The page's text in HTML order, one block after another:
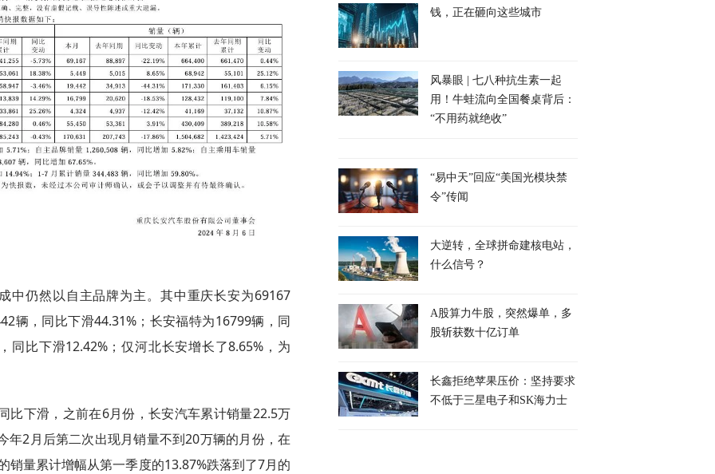
中仍然以自主品牌为主。其中重庆长安为69167
辆，同比下滑44.31%；长安福特为16799辆，同
同比下滑12.42%；仅河北长安增长了8.65%，为
比下滑，之前在6月份，长安汽车累计销量22.5万
年2月后第二次出现月销量不到20万辆的月份，在
销量累计增幅从第一季度的13.87%跌落到了7月的
钱，正在砸向这些城市
风暴眼 | 七八种抗生素一起
用！牛蛙流向全国餐桌背后：
“不用药就绝收”
“易中天”回应“美国光模块禁
令”传闻
大逆转，全球拼命建核电站，
什么信号？
A股算力牛股，突然爆单，多
股斩获数十亿订单
长鑫拒绝苹果压价：坚持要求
不低于三星电子和SK海力士